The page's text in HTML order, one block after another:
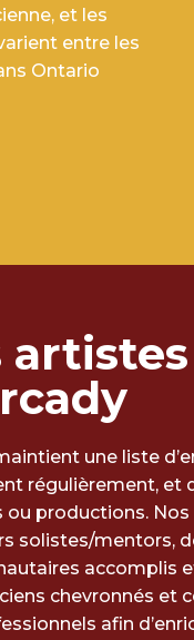
et les
entre les
Ontario
une liste
régulièrement, et
ou productions.
solistes/mentors,
accomplis
chevronnés et
afin